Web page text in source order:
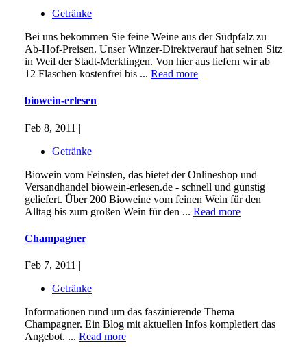
Getränke
Bei uns bekommen Sie feine Weine aus der Südpfalz zu
Ab-Hof-Preisen. Unser Winzer-Direktverauf hat seinen Sitz
in Weil der Stadt-Merklingen. Von hier aus liefern wir ab
12 Flaschen kostenfrei bis ... Read more
biowein-erlesen
Feb 8, 2011 |
Getränke
Biowein vom Feinsten, das bietet der Onlineshop und
Versandhandel biowein-erlesen.de - schnell und günstig
geliefert. Über 200 Bioweine vom feinen Wein für den
Alltag bis zum großen Wein für den ... Read more
Champagner
Feb 7, 2011 |
Getränke
Informationen rund um das faszinierende Thema
Champagner. Ein Blog mit aktuellen Infos kompletiert das
Angebot. ... Read more